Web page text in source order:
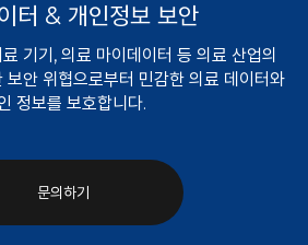
터 & 개인정보 보안
기기, 의료 마이데이터 등 의료 산업의
보안 위협으로부터 민감한 의료 데이터와
정보를 보호합니다.
문의하기